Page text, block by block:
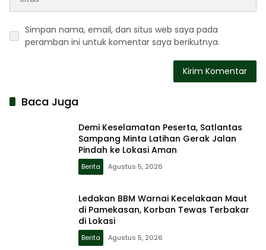
Simpan nama, email, dan situs web saya pada
peramban ini untuk komentar saya berikutnya.
Baca Juga
Demi Keselamatan Peserta, Satlantas
Sampang Minta Latihan Gerak Jalan
Pindah ke Lokasi Aman
Berita Agustus 5, 2026
Ledakan BBM Warnai Kecelakaan Maut
di Pamekasan, Korban Tewas Terbakar
di Lokasi
Berita Agustus 5, 2026